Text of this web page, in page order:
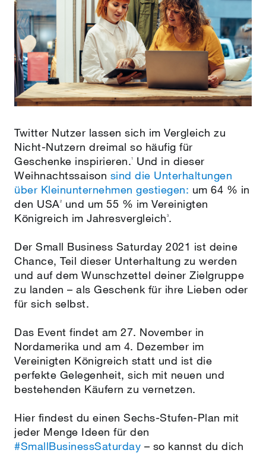
Twitter Nutzer lassen sich im Vergleich zu
Nicht-Nutzern dreimal so häufig für
Geschenke inspirieren.1
Und in dieser
Weihnachtssaison sind die Unterhaltungen
über Kleinunternehmen gestiegen: um 64 % in
den USA2
und um 55 % im Vereinigten
Königreich im Jahresvergleich 3.
Der Small Business Saturday 2021 ist deine
Chance, Teil dieser Unterhaltung zu werden
und auf dem Wunschzettel deiner Zielgruppe
zu landen – als Geschenk für ihre Lieben oder
für sich selbst.
Das Event findet am 27. November in
Nordamerika und am 4. Dezember im
Vereinigten Königreich statt und ist die
perfekte Gelegenheit, sich mit neuen und
bestehenden Käufern zu vernetzen.
Hier findest du einen Sechs-Stufen-Plan mit
jeder Menge Ideen für den
#SmallBusinessSaturday – so kannst du dich